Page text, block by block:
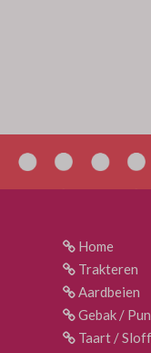
Home
Trakteren
Aardbeien
Gebak /
Taart /